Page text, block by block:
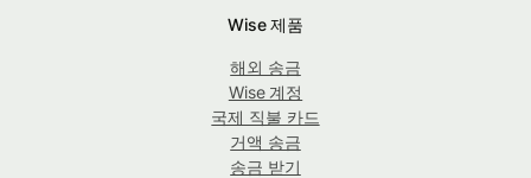
Wise 제품
해외 송금
Wise 계정
국제 직불 카드
거액 송금
송금 받기